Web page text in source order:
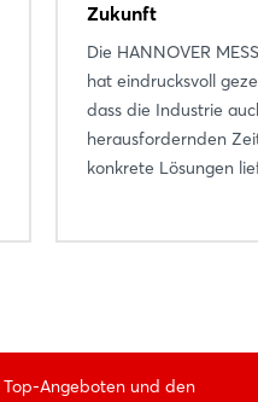
Zukunft
Die HANNOVER
hat eindrucksvoll
dass die Industrie
herausfordernden
konkrete Lösungen
Top-Angeboten und den